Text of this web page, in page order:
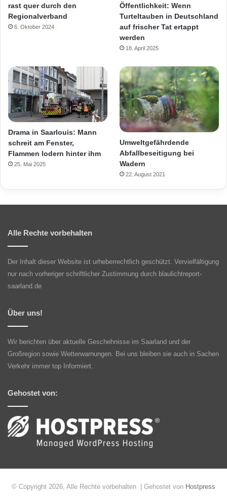
rast quer durch den
Regionalverband
6. Oktober 2024
Öffentlichkeit: Wenn
Turteltauben in Deutschland
auf frischer Tat ertappt
werden
18. April 2025
Drama in Saarlouis: Mann
schreit am Fenster,
Flammen lodern hinter ihm
25. Mai 2025
Umweltgefährdende
Abfallbeseitigung bei
Wadern
22. August 2021
Alle Rechte vorbehalten
Der Inhalt dieser Website ist urheberrechtlich geschützt. Vervielfältigung
nur nach vorheriger schriftlicher Zustimmung durch blaulichtreport-
saarland.de
Über uns!
Wir berichten über aktuelle Geschehnisse im Saarland und der
Großregion sowie Wetterwarnungen. Bei uns bleiben sie auch in Sachen
Verkehr immer top Informiert.
Gehostet von:
© Copyright 2026, Alle Rechte vorbehalten | Gehostet von Hostpress